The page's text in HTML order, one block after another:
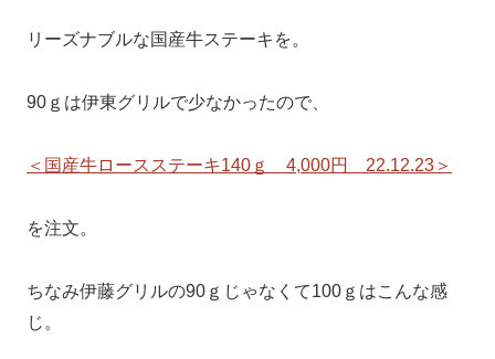
リーズナブルな国産牛ステーキを。
90ｇは伊東グリルで少なかったので、
＜国産牛ロースステーキ140ｇ 4,000円 22.12.23＞
を注文。
ちなみ伊藤グリルの90ｇじゃなくて100ｇはこんな感
じ。